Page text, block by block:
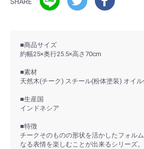
■商品サイズ
約幅25×奥行25.5×高さ70cm
■素材
天然木(チーク) スチール(粉体塗装) オイル
■生産国
インドネシア
■特徴
チークそのものの形状を活かしたフォル
なる表情を楽しむことが出来るシリーズ。